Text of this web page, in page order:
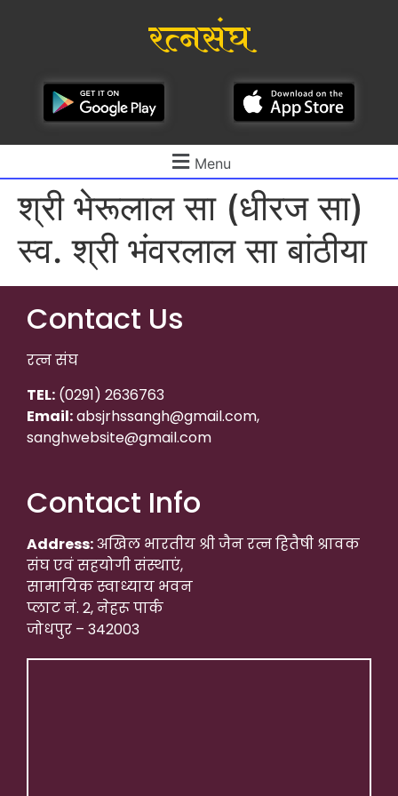
रत्नसंघ
Menu
श्री भेरूलाल सा (धीरज सा)
स्व. श्री भंवरलाल सा बांठीया
Contact Us
रत्न संघ
TEL: (0291) 2636763
Email:absjrhssangh@gmail.com,
sanghwebsite@gmail.com
Contact Info
Address:अखिल भारतीय श्री जैन रत्न हितैषी श्रावक
संघ एवं सहयोगी संस्थाएं,
सामायिक स्वाध्याय भवन
प्लाट नं. 2, नेहरू पार्क
जोधपुर – 342003